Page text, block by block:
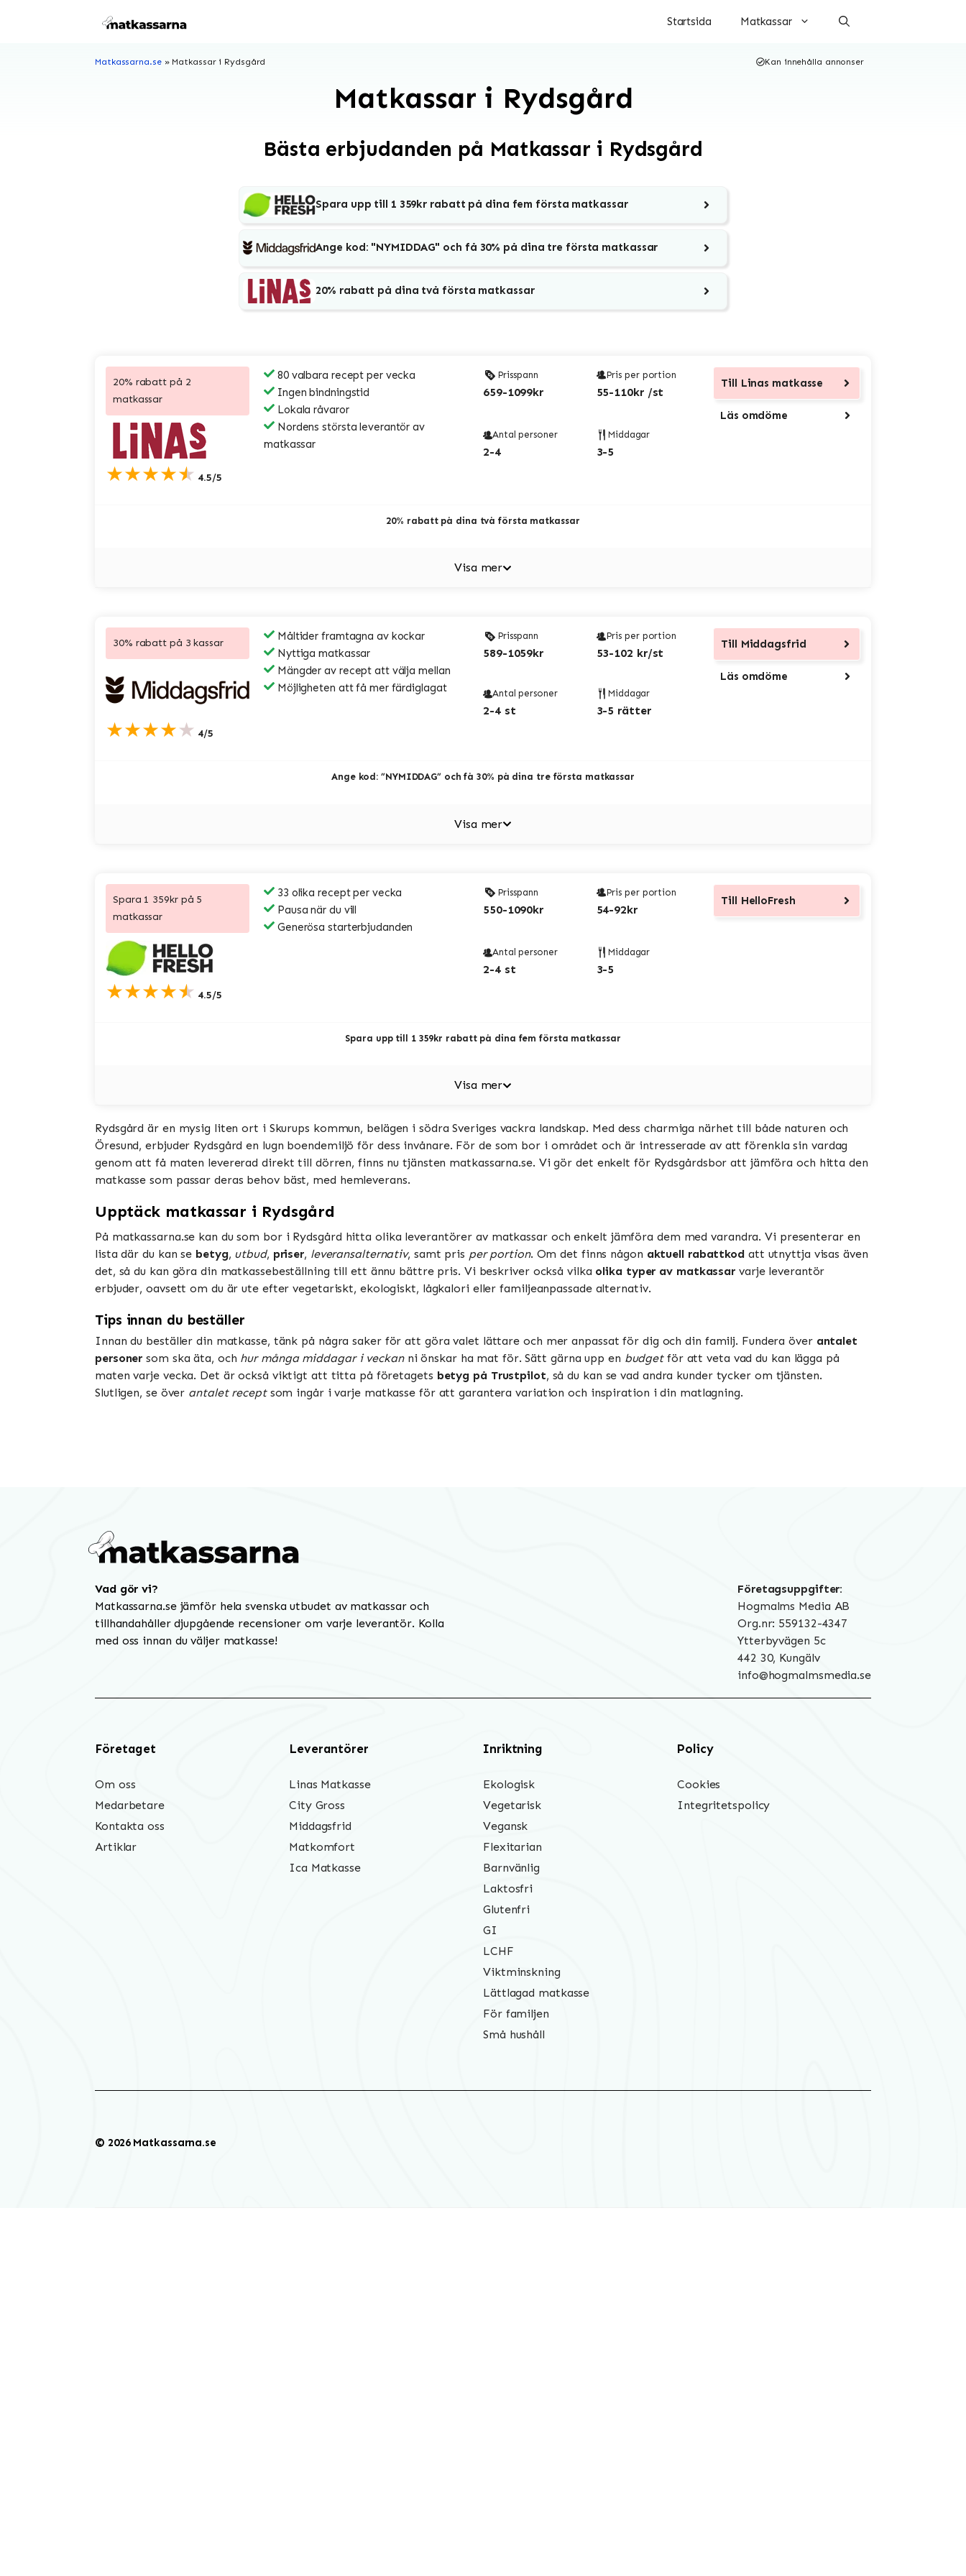
Startsida Matkassar
Matkassarna.se» Matkassar i Rydsgård Kan innehålla annonser
Matkassar i Rydsgård
Bästa erbjudanden på Matkassar i Rydsgård
Spara upp till 1 359kr rabatt på dina fem första matkassar
Ange kod: "NYMIDDAG" och få 30% på dina tre första matkassar
20% rabatt på dina två första matkassar
20% rabatt på 2
matkassar
★★★★★ 4.5/5
80 valbara recept per vecka
Ingen bindningstid
Lokala råvaror
Nordens största leverantör av
matkassar
Prisspann
659-1099kr
Pris per portion
55-110kr /st
Antal personer
2-4
Middagar
3-5
Till Linas matkasse
Läs omdöme
20% rabatt på dina två första matkassar
Visa mer
30% rabatt på 3 kassar
★★★★★ 4/5
Måltider framtagna av kockar
Nyttiga matkassar
Mängder av recept att välja mellan
Möjligheten att få mer färdiglagat
Prisspann
589-1059kr
Pris per portion
53-102 kr/st
Antal personer
2-4 st
Middagar
3-5 rätter
Till Middagsfrid
Läs omdöme
Ange kod: ”NYMIDDAG” och få 30% på dina tre första matkassar
Visa mer
Spara 1 359kr på 5
matkassar
★★★★★ 4.5/5
33 olika recept per vecka
Pausa när du vill
Generösa starterbjudanden
Prisspann
550-1090kr
Pris per portion
54-92kr
Antal personer
2-4 st
Middagar
3-5
Till HelloFresh
Spara upp till 1 359kr rabatt på dina fem första matkassar
Visa mer
Rydsgård är en mysig liten ort i Skurups kommun, belägen i södra Sveriges vackra landskap. Med dess charmiga närhet till både naturen och
Öresund, erbjuder Rydsgård en lugn boendemiljö för dess invånare. För de som bor i området och är intresserade av att förenkla sin vardag
genom att få maten levererad direkt till dörren, finns nu tjänsten matkassarna.se. Vi gör det enkelt för Rydsgårdsbor att jämföra och hitta den
matkasse som passar deras behov bäst, med hemleverans.
Upptäck matkassar i Rydsgård
På matkassarna.se kan du som bor i Rydsgård hitta olika leverantörer av matkassar och enkelt jämföra dem med varandra. Vi presenterar en
lista där du kan se betyg, utbud, priser, leveransalternativ, samt pris per portion. Om det finns någon aktuell rabattkod att utnyttja visas även
det, så du kan göra din matkassebeställning till ett ännu bättre pris. Vi beskriver också vilka olika typer av matkassar varje leverantör
erbjuder, oavsett om du är ute efter vegetariskt, ekologiskt, lågkalori eller familjeanpassade alternativ.
Tips innan du beställer
Innan du beställer din matkasse, tänk på några saker för att göra valet lättare och mer anpassat för dig och din familj. Fundera över antalet
personer som ska äta, och hur många middagar i veckanni önskar ha mat för. Sätt gärna upp en budgetför att veta vad du kan lägga på
maten varje vecka. Det är också viktigt att titta på företagets betyg på Trustpilot, så du kan se vad andra kunder tycker om tjänsten.
Slutligen, se över antalet receptsom ingår i varje matkasse för att garantera variation och inspiration i din matlagning.
Vad gör vi?
Matkassarna.se jämför hela svenska utbudet av matkassar och
tillhandahåller djupgående recensioner om varje leverantör. Kolla
med oss innan du väljer matkasse!
Företagsuppgifter:
Hogmalms Media AB
Org.nr: 559132-4347
Ytterbyvägen 5c
442 30, Kungälv
info@hogmalmsmedia.se
Företaget
Om oss
Medarbetare
Kontakta oss
Artiklar
Leverantörer
Linas Matkasse
City Gross
Middagsfrid
Matkomfort
Ica Matkasse
Inriktning
Ekologisk
Vegetarisk
Vegansk
Flexitarian
Barnvänlig
Laktosfri
Glutenfri
GI
LCHF
Viktminskning
Lättlagad matkasse
För familjen
Små hushåll
Policy
Cookies
Integritetspolicy
© 2026 Matkassarna.se